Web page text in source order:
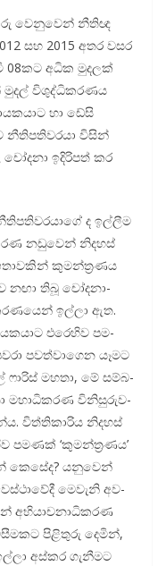
වෙනු­වෙන් නීතිඥ
සහ 2015 අතර වසර
08කට අධික මුද­ලක්
විශු­ද්ධි­ක­ර­ණය
හා ඩේසි
නීති­ප­ති­ව­රයා විසින්
චෝදනා ඉදි­රි­පත් කර
ද ඉල්ලීම
නඩු­වෙන් නිද­හස්
කුම­න්ත්‍ර­ණය
නඟා තිබූ චෝද­නා­
ඉල්ලා ඇත.
එරෙ­හිව පම­
පව­ත්වා­ගෙන යෑමට
මහතා, මේ සම්බ­
මහා­ධි­ක­රණ විනි­සු­රු­ව­
විත්ති­කා­රිය නිද­හස්
පම­ණක් ‘කුම­න්ත්‍ර­ණය’
කෙසේද? යනු­වෙන්
මෙවැනි අව­
අභි­යා­ච­නා­ධි­ක­රණ
පිළි­තුරු දෙමින්,
අස්කර ගැනී­මට